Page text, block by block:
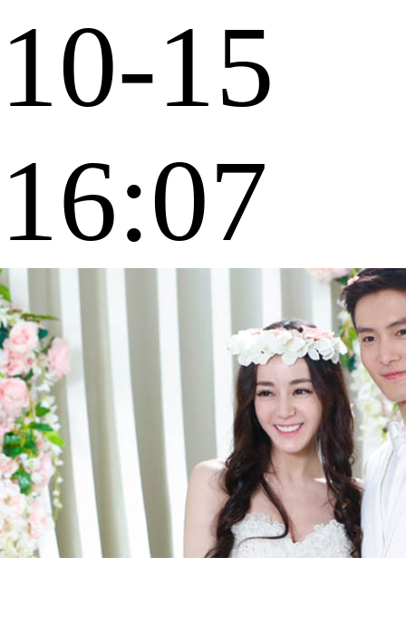
10-15
16:07